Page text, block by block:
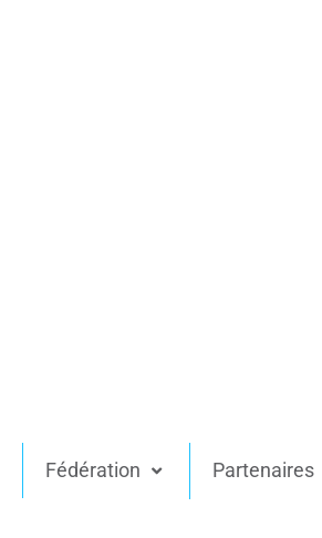
Fédération Partenaires